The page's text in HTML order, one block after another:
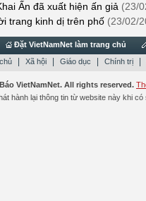
Ấn đã xuất hiện ấn giả (23/
trang kinh dị trên phố (23/02/
Đặt VietNamNet làm trang chủ
Xã hội Giáo dục Chính trị
VietNamNet. All rights reserved.
hành lại thông tin từ website này khi